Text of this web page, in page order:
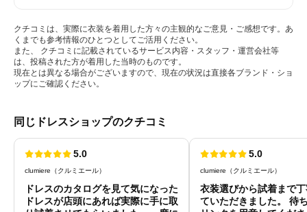
クチコミは、実際に衣装を着用した方々の主観的なご意見・ご感想です。あ
くまでも参考情報のひとつとしてご活用ください。
また、 クチコミに記載されているサービス内容・スタッフ・運営会社等
は、投稿された方が着用した当時のものです。
現在とは異なる場合がございますので、現在の状況は直接各ブランド・ショ
ップにご確認ください。
同じドレスショップのクチコミ
5.0
clumiere（クルミエール）
ドレスのカタログを見て気になった
ドレスが店頭にあれば実際に手に取
5.0
clumiere（クルミエール）
衣装選びから試着まで
ていただきました。 待